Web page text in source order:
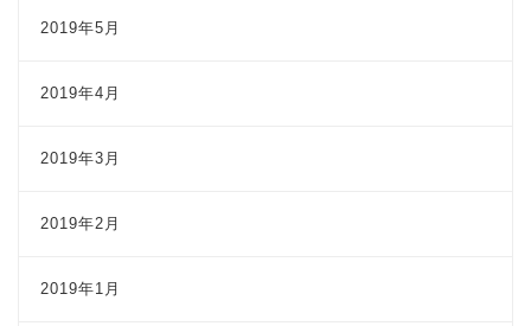
2019年5月
2019年4月
2019年3月
2019年2月
2019年1月